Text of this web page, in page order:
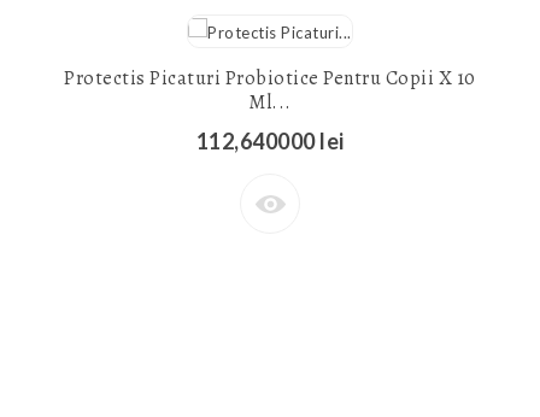
Protectis Picaturi Probiotice Pentru Copii X 10
Ml...
112,640000 lei